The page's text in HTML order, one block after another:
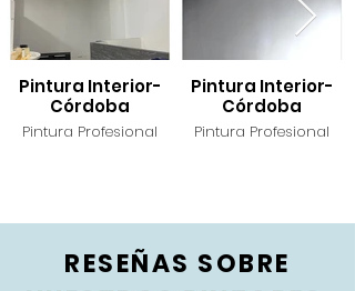
Pintura Interior-
Córdoba
Pintura Profesional
Pintura Interior-
Córdoba
Pintura Profesional
RESEÑAS SOBRE